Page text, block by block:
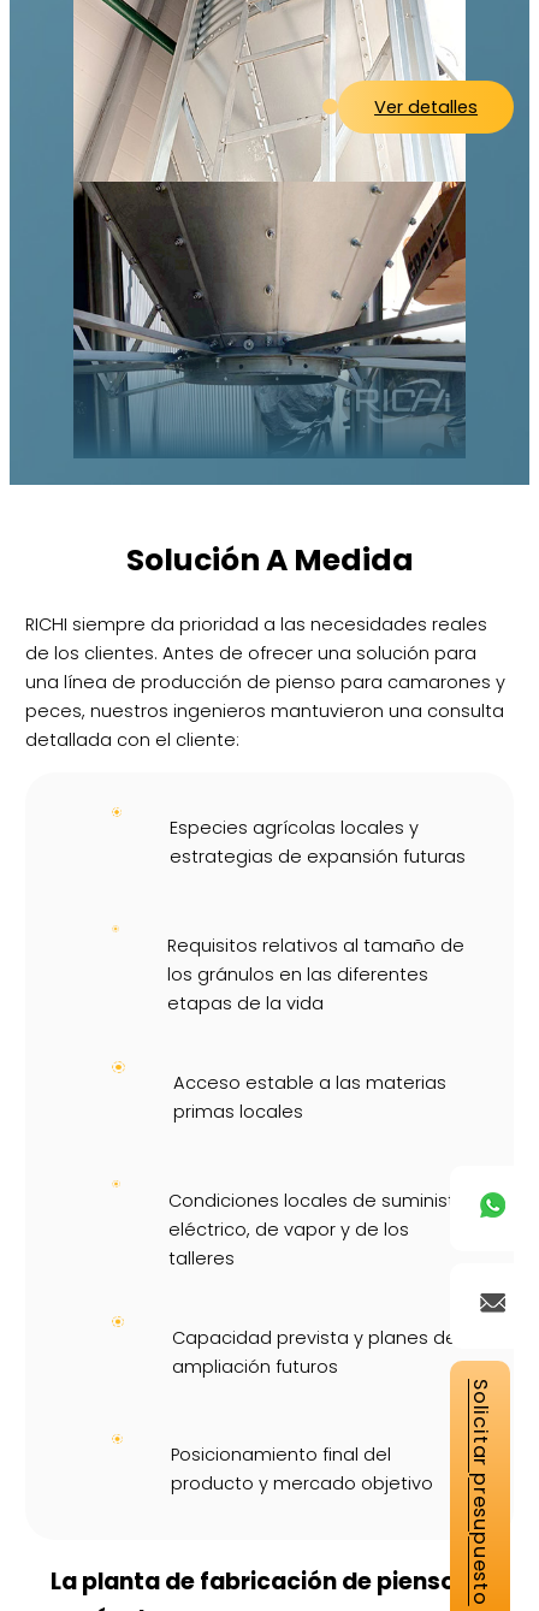
Ver detalles
Solución A Medida
RICHI siempre da prioridad a las necesidades reales
de los clientes. Antes de ofrecer una solución para
una línea de producción de pienso para camarones y
peces, nuestros ingenieros mantuvieron una consulta
detallada con el cliente:
Especies agrícolas locales y
estrategias de expansión futuras
Requisitos relativos al tamaño de
los gránulos en las diferentes
etapas de la vida
Acceso estable a las materias
primas locales
Condiciones locales de suministro
eléctrico, de vapor y de los
talleres
Capacidad prevista y planes de
ampliación futuros
Posicionamiento final del
producto y mercado objetivo
La planta de fabricación de pienso en
Solicitar presupuesto